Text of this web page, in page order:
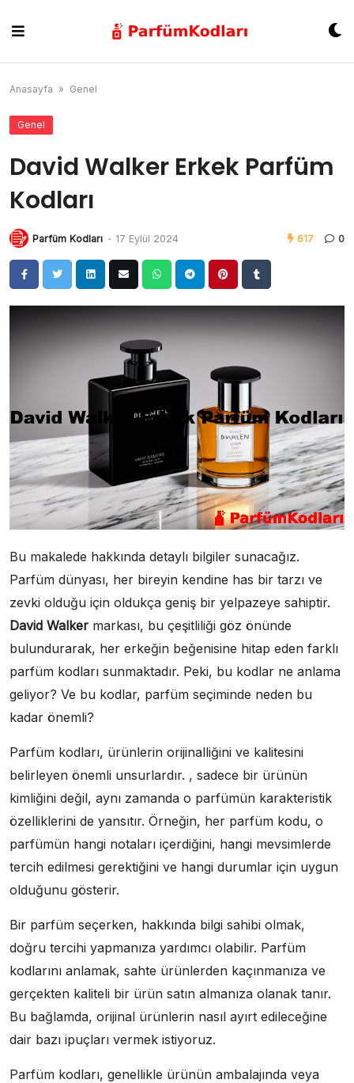
content
Anasayfa » Genel
Genel
David Walker Erkek Parfüm
Kodları
Parfüm Kodları - 17 Eylül 2024 617 0
Bu makalede hakkında detaylı bilgiler sunacağız.
Parfüm dünyası, her bireyin kendine has bir tarzı ve
zevki olduğu için oldukça geniş bir yelpazeye sahiptir.
David Walker markası, bu çeşitliliği göz önünde
bulundurarak, her erkeğin beğenisine hitap eden farklı
parfüm kodları sunmaktadır. Peki, bu kodlar ne anlama
geliyor? Ve bu kodlar, parfüm seçiminde neden bu
kadar önemli?
Parfüm kodları, ürünlerin orijinalliğini ve kalitesini
belirleyen önemli unsurlardır. , sadece bir ürünün
kimliğini değil, aynı zamanda o parfümün karakteristik
özelliklerini de yansıtır. Örneğin, her parfüm kodu, o
parfümün hangi notaları içerdiğini, hangi mevsimlerde
tercih edilmesi gerektiğini ve hangi durumlar için uygun
olduğunu gösterir.
Bir parfüm seçerken, hakkında bilgi sahibi olmak,
doğru tercihi yapmanıza yardımcı olabilir. Parfüm
kodlarını anlamak, sahte ürünlerden kaçınmanıza ve
gerçekten kaliteli bir ürün satın almanıza olanak tanır.
Bu bağlamda, orijinal ürünlerin nasıl ayırt edileceğine
dair bazı ipuçları vermek istiyoruz.
Parfüm kodları, genellikle ürünün ambalajında veya